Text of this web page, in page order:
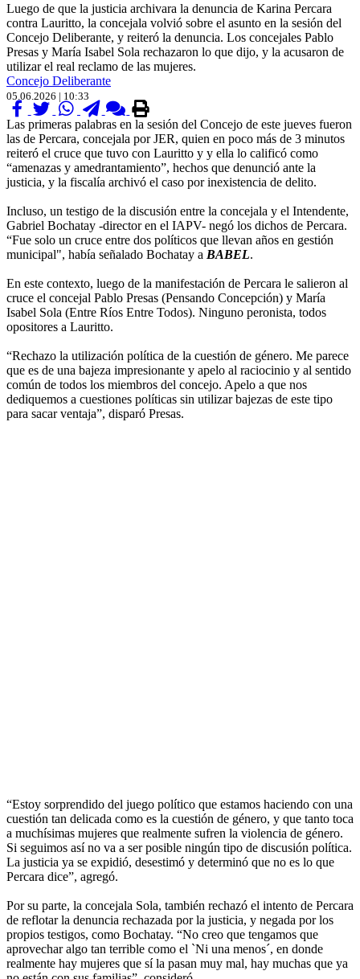
Luego de que la justicia archivara la denuncia de Karina Percara
contra Lauritto, la concejala volvió sobre el asunto en la sesión del
Concejo Deliberante, y reiteró la denuncia. Los concejales Pablo
Presas y María Isabel Sola rechazaron lo que dijo, y la acusaron de
utilizar el real reclamo de las mujeres.
Concejo Deliberante
05.06.2026 | 10:33
Las primeras palabras en la sesión del Concejo de este jueves fueron
las de Percara, concejala por JER, quien en poco más de 3 minutos
reiteró el cruce que tuvo con Lauritto y y ella lo calificó como
“amenazas y amedrantamiento”, hechos que denunció ante la
justicia, y la fiscalía archivó el caso por inexistencia de delito.
Incluso, un testigo de la discusión entre la concejala y el Intendente,
Gabriel Bochatay -director en el IAPV- negó los dichos de Percara.
“Fue solo un cruce entre dos políticos que llevan años en gestión
municipal", había señalado Bochatay a BABEL.
En este contexto, luego de la manifestación de Percara le salieron al
cruce el concejal Pablo Presas (Pensando Concepción) y María
Isabel Sola (Entre Ríos Entre Todos). Ninguno peronista, todos
opositores a Lauritto.
“Rechazo la utilización política de la cuestión de género. Me parece
que es de una bajeza impresionante y apelo al raciocinio y al sentido
común de todos los miembros del concejo. Apelo a que nos
dediquemos a cuestiones políticas sin utilizar bajezas de este tipo
para sacar ventaja”, disparó Presas.
“Estoy sorprendido del juego político que estamos haciendo con una
cuestión tan delicada como es la cuestión de género, y que tanto toca
a muchísimas mujeres que realmente sufren la violencia de género.
Si seguimos así no va a ser posible ningún tipo de discusión política.
La justicia ya se expidió, desestimó y determinó que no es lo que
Percara dice”, agregó.
Por su parte, la concejala Sola, también rechazó el intento de Percara
de reflotar la denuncia rechazada por la justicia, y negada por los
propios testigos, como Bochatay. “No creo que tengamos que
aprovechar algo tan terrible como el `Ni una menos´, en donde
realmente hay mujeres que sí la pasan muy mal, hay muchas que ya